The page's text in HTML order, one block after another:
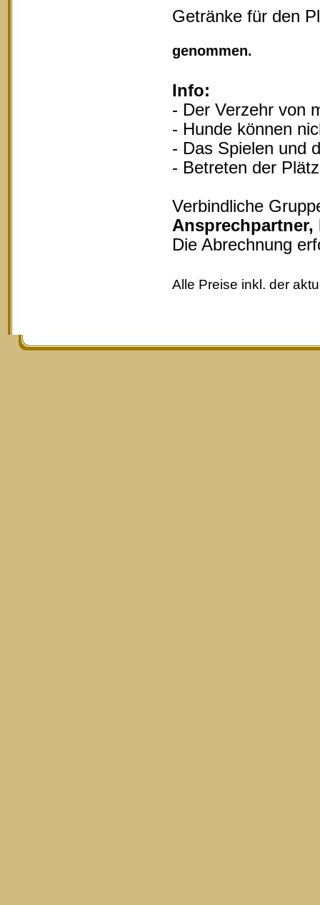
Getränke für den
genommen.
Info:
- Der Verzehr von
- Hunde können
- Das Spielen und
- Betreten der
Verbindliche
Die Abrechnung
Alle Preise inkl. der